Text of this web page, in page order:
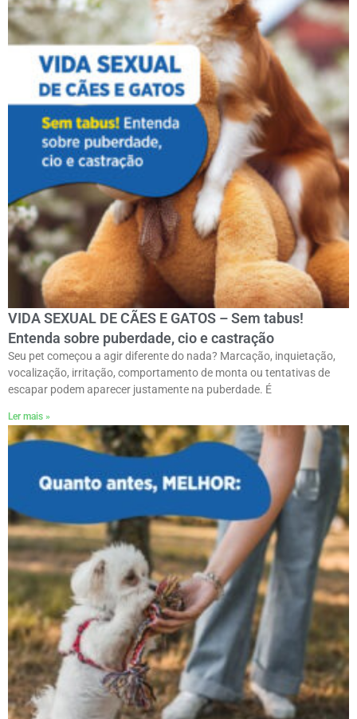
VIDA SEXUAL DE CÃES E GATOS – Sem tabus!
Entenda sobre puberdade, cio e castração
Seu pet começou a agir diferente do nada? Marcação, inquietação,
vocalização, irritação, comportamento de monta ou tentativas de
escapar podem aparecer justamente na puberdade. É
Ler mais »